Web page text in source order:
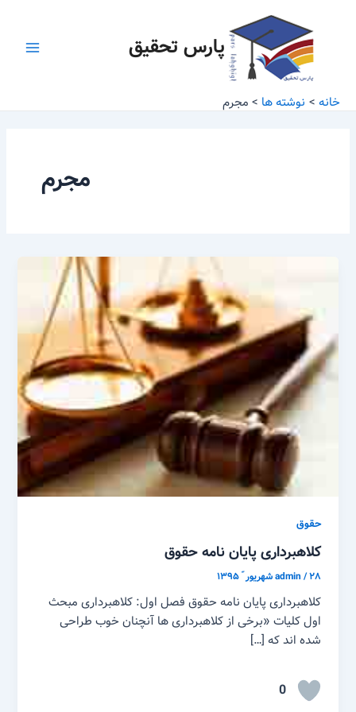
پارس تحقیق
خانه نوشته ها مجرم
مجرم
حقوق
کلاهبرداری پایان نامه حقوق
admin/۲۸ شهریور ّ ۱۳۹۵
کلاهبرداری پایان نامه حقوق فصل اول: کلاهبرداری مبحث
اول کلیات «برخی از کلاهبرداری ها آنچنان خوب طراحی
شده اند که […]
0